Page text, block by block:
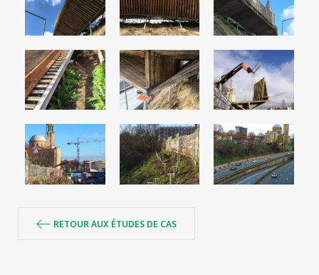
RETOUR AUX ÉTUDES DE CAS